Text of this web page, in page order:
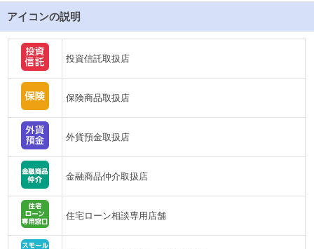
アイコンの説明
投資信託取扱店
保険商品取扱店
外貨預金取扱店
金融商品仲介取扱店
住宅ローン相談専用店舗